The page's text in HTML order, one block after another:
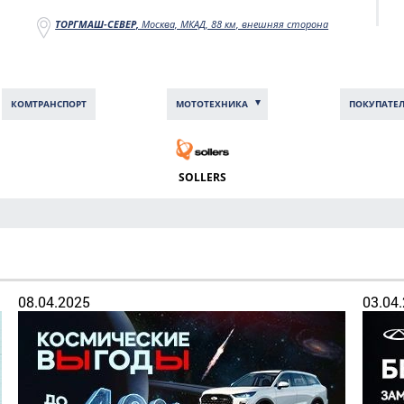
ТОРГМАШ-СЕВЕР, Москва, МКАД, 88 км, внешняя сторона
КОМТРАНCПОРТ МОТОТЕХНИКА
SOLLERS
08.04.2025